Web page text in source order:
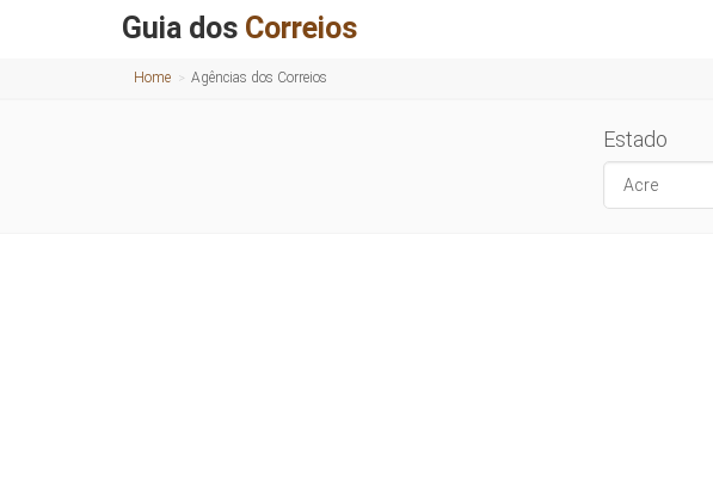
Guia dos Correios
Home Agências dos Correios
Estado